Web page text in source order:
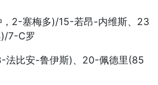
2-塞梅多)/15-若昂-内维斯、23
7-C罗
比安-鲁伊斯)、20-佩德里(85